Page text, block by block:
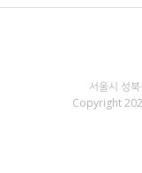
서울시 성
Copyright